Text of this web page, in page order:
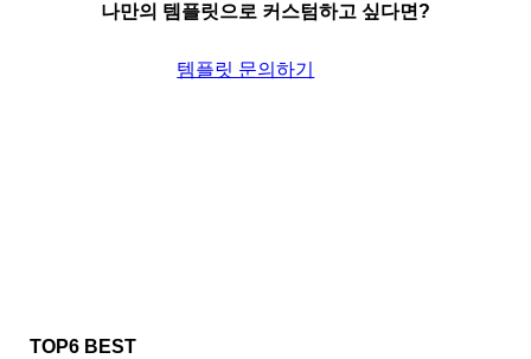
나만의 템플릿으로 커스텀하고 싶다면?
템플릿 문의하기
TOP6 BEST